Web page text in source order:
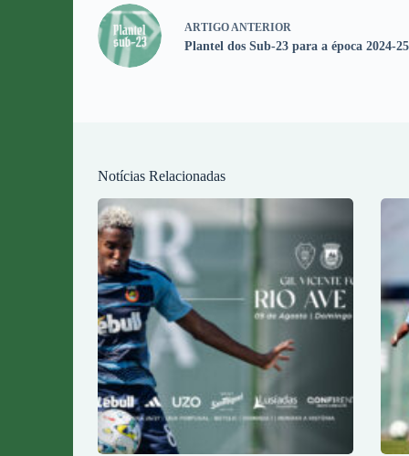
ARTIGO ANTERIOR
Plantel dos Sub-23 para a época 2024-25
Notícias Relacionadas